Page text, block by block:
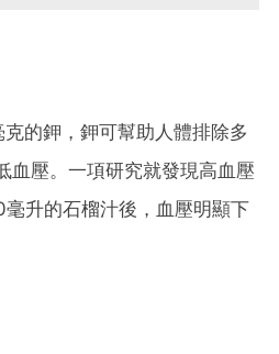
的鉀，鉀可幫助人體排除多
血壓。一項研究就發現高血壓
升的石榴汁後，血壓明顯下